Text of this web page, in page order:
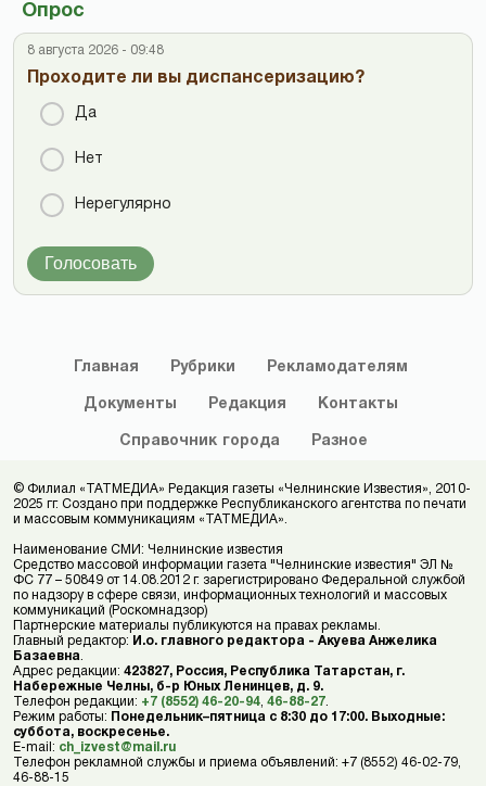
Опрос
8 августа 2026 - 09:48
Проходите ли вы диспансеризацию?
Да
Нет
Нерегулярно
Голосовать
Главная Рубрики Рекламодателям
Документы Редакция Контакты
Справочник города Разное
© Филиал «ТАТМЕДИА» Редакция газеты «Челнинские Известия», 2010-
2025 гг. Создано при поддержке Республиканского агентства по печати
и массовым коммуникациям «ТАТМЕДИА».
Наименование СМИ: Челнинские известия
Средство массовой информации газета "Челнинские известия" ЭЛ №
ФС 77 – 50849 от 14.08.2012 г. зарегистрировано Федеральной службой
по надзору в сфере связи, информационных технологий и массовых
коммуникаций (Роскомнадзор)
Партнерские материалы публикуются на правах рекламы.
Главный редактор: И.о. главного редактора - Акуева Анжелика
Базаевна
Адрес редакции: 423827, Россия, Республика Татарстан, г.
Набережные Челны, б-р Юных Ленинцев, д. 9.
Телефон редакции: +7 (8552) 46-20-94 46-88-27
Режим работы: Понедельник–пятница с 8:30 до 17:00. Выходные:
суббота, воскресенье.
E-mail: ch_izvest@mail.ru
Телефон рекламной службы и приема объявлений: +7 (8552) 46-02-79,
46-88-15